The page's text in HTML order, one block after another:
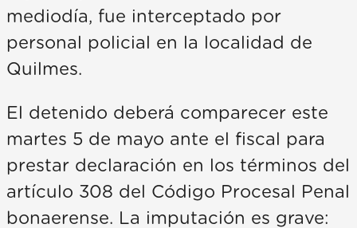
mediodía, fue interceptado por
personal policial en la localidad de
Quilmes.
El detenido deberá comparecer este
martes 5 de mayo ante el fiscal para
prestar declaración en los términos del
artículo 308 del Código Procesal Penal
bonaerense. La imputación es grave: